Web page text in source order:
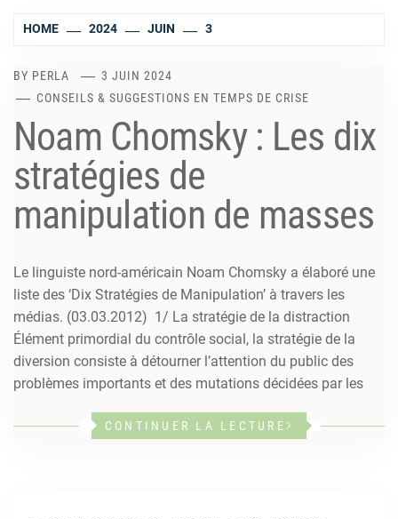
HOME 2024 JUIN 3
BY PERLA
3 JUIN 2024
CONSEILS & SUGGESTIONS EN TEMPS DE CRISE
Noam Chomsky : Les dix
stratégies de
manipulation de masses
Le linguiste nord-américain Noam Chomsky a élaboré une
liste des ‘Dix Stratégies de Manipulation’ à travers les
médias. (03.03.2012) 1/ La stratégie de la distraction
Élément primordial du contrôle social, la stratégie de la
diversion consiste à détourner l’attention du public des
problèmes importants et des mutations décidées par les
CONTINUER LA LECTURE